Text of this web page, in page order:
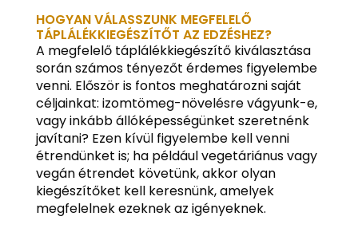
HOGYAN VÁLASSZUNK MEGFELELŐ
TÁPLÁLÉKKIEGÉSZÍTŐT AZ EDZÉSHEZ?
A megfelelő táplálékkiegészítő kiválasztása
során számos tényezőt érdemes figyelembe
venni. Először is fontos meghatározni saját
céljainkat: izomtömeg-növelésre vágyunk-e,
vagy inkább állóképességünket szeretnénk
javítani? Ezen kívül figyelembe kell venni
étrendünket is; ha például vegetáriánus vagy
vegán étrendet követünk, akkor olyan
kiegészítőket kell keresnünk, amelyek
megfelelnek ezeknek az igényeknek.